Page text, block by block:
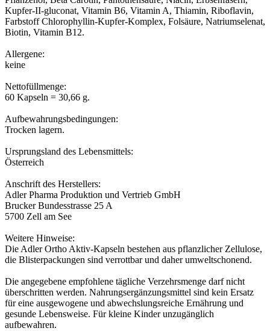
Kupfer-II-gluconat, Vitamin B6, Vitamin A, Thiamin, Riboflavin,
Farbstoff Chlorophyllin-Kupfer-Komplex, Folsäure, Natriumselenat,
Biotin, Vitamin B12.
Allergene:
keine
Nettofüllmenge:
60 Kapseln = 30,66 g.
Aufbewahrungsbedingungen:
Trocken lagern.
Ursprungsland des Lebensmittels:
Österreich
Anschrift des Herstellers:
Adler Pharma Produktion und Vertrieb GmbH
Brucker Bundesstrasse 25 A
5700 Zell am See
Weitere Hinweise:
Die Adler Ortho Aktiv-Kapseln bestehen aus pflanzlicher Zellulose,
die Blisterpackungen sind verrottbar und daher umweltschonend.
Die angegebene empfohlene tägliche Verzehrsmenge darf nicht
überschritten werden. Nahrungsergänzungsmittel sind kein Ersatz
für eine ausgewogene und abwechslungsreiche Ernährung und
gesunde Lebensweise. Für kleine Kinder unzugänglich
aufbewahren.